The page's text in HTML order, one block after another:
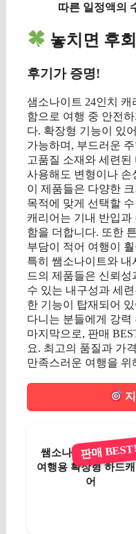
따른 일정액의
놓치면 후
후기가 증명!
샘소나이트 24인치
함으로 여행 중 안전
다. 확장형 기능이 있
가능하며, 부드러운
고품질 소재와 세련
사용해도 변형이나 손
이 제품들은 다양한
목적에 맞게 선택할
캐리어는 기내 반입과
함을 더합니다. 또한
부담이 적어 여행이
특히 쌤소나이트와 내
드의 제품들은 신뢰성
수 있는 내구성과 세
한 기능이 탑재되어
다니는 분들에게 강력
마지막으로, 판매
요. 최고의 품질과 가
만족스러운 여행을 위
쌤소나이트
여행용 확장형 하드캐
어
판매